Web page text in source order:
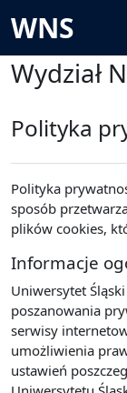
WNS
Wydział
Polityka
Polityka
sposób
plików cookies,
Informacje
Uniwersytet
poszanowania
serwisy
umożliwienia
ustawień